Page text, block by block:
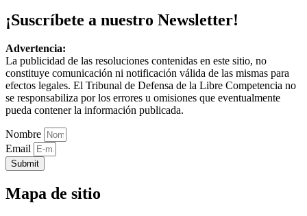
¡Suscríbete a nuestro Newsletter!
Advertencia:
La publicidad de las resoluciones contenidas en este sitio, no
constituye comunicación ni notificación válida de las mismas para
efectos legales. El Tribunal de Defensa de la Libre Competencia no
se responsabiliza por los errores u omisiones que eventualmente
pueda contener la información publicada.
Nombre
Email
Submit
Mapa de sitio